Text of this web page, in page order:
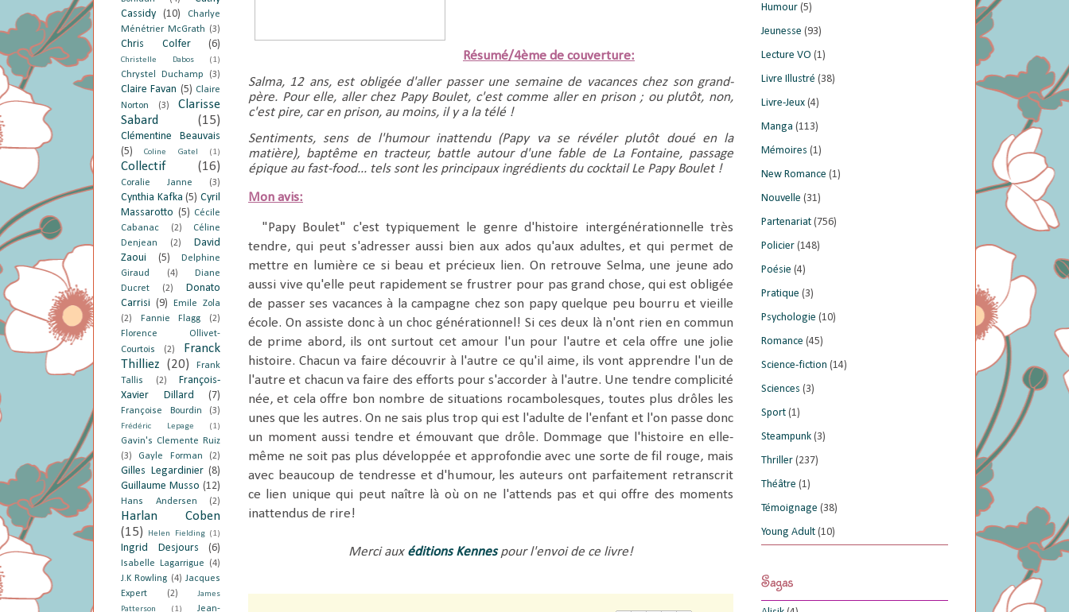
Résumé/4ème de couverture:
Salma, 12 ans, est obligée d'aller passer une semaine de vacances chez son grand-
père. Pour elle, aller chez Papy Boulet, c'est comme aller en prison ; ou plutôt, non,
c'est pire, car en prison, au moins, il y a la télé !
Sentiments, sens de l'humour inattendu (Papy va se révéler plutôt doué en la
matière), baptême en tracteur, battle autour d'une fable de La Fontaine, passage
épique au fast-food... tels sont les principaux ingrédients du cocktail Le Papy Boulet !
Mon avis:
"Papy Boulet" c'est typiquement le genre d'histoire intergénérationnelle très
tendre, qui peut s'adresser aussi bien aux ados qu'aux adultes, et qui permet de
mettre en lumière ce si beau et précieux lien. On retrouve Selma, une jeune ado
aussi vive qu'elle peut rapidement se frustrer pour pas grand chose, qui est obligée
de passer ses vacances à la campagne chez son papy quelque peu bourru et vieille
école. On assiste donc à un choc générationnel! Si ces deux là n'ont rien en commun
de prime abord, ils ont surtout cet amour l'un pour l'autre et cela offre une jolie
histoire. Chacun va faire découvrir à l'autre ce qu'il aime, ils vont apprendre l'un de
l'autre et chacun va faire des efforts pour s'accorder à l'autre. Une tendre complicité
née, et cela offre bon nombre de situations rocambolesques, toutes plus drôles les
unes que les autres. On ne sais plus trop qui est l'adulte de l'enfant et l'on passe donc
un moment aussi tendre et émouvant que drôle. Dommage que l'histoire en elle-
même ne soit pas plus développée et approfondie avec une sorte de fil rouge, mais
avec beaucoup de tendresse et d'humour, les auteurs ont parfaitement retranscrit
ce lien unique qui peut naître là où on ne l'attends pas et qui offre des moments
inattendus de rire!
Merci aux éditions Kennespour l'envoi de ce livre!
Cassidy (10)
Charlye
Ménétrier McGrath (3)
Chris Colfer (6)
Christelle Dabos (1)
Chrystel Duchamp (3)
Claire Favan (5) Claire
Norton
(3)
Clarisse
Sabard
(15)
Clémentine Beauvais
(5)
Coline Gatel (1)
Collectif (16)
Coralie Janne (3)
Cynthia Kafka (5) Cyril
Massarotto (5) Cécile
Cabanac
(2)
Céline
Denjean
(2)
David
Zaoui
(5)
Delphine
Giraud
(4)
Diane
Ducret
(2)
Donato
Carrisi (9)
Emile Zola
(2)
Fannie Flagg
(2)
Florence Ollivet-
Courtois
(2)
Franck
Thilliez (20)
Frank
Tallis
(2)
François-
Xavier Dillard
(7)
Françoise Bourdin (3)
Frédéric Lepage (1)
Gavin's Clemente Ruiz
(3)
Gayle Forman (2)
Gilles Legardinier (8)
Guillaume Musso (12)
Hans Andersen (2)
Harlan Coben
(15)
Helen Fielding (1)
Ingrid Desjours (6)
Isabelle Lagarrigue
(4)
J.K Rowling (4) Jacques
Expert
(2)
James
Patterson
(1) Jean-
Humour (5)
Jeunesse (93)
Lecture VO (1)
Livre Illustré (38)
Livre-Jeux (4)
Manga (113)
Mémoires (1)
New Romance (1)
Nouvelle (31)
Partenariat (756)
Policier (148)
Poésie (4)
Pratique (3)
Psychologie (10)
Romance (45)
Science-fiction (14)
Sciences (3)
Sport (1)
Steampunk (3)
Thriller (237)
Théâtre (1)
Témoignage (38)
Young Adult (10)
Sagas